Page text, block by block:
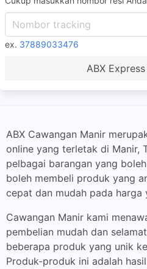
ex. 37889033476
ABX
ABX Cawangan Manir
online yang terletak di Manir,
pelbagai barangan yang
boleh membeli produk yang
cepat dan mudah pada harga
Cawangan Manir kami
pembelian mudah dan
beberapa produk yang unik
Produk-produk ini adalah